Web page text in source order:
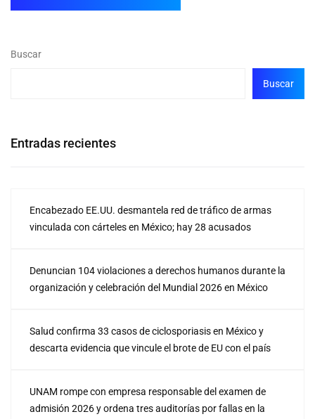
Buscar
Buscar
Entradas recientes
Encabezado EE.UU. desmantela red de tráfico de armas
vinculada con cárteles en México; hay 28 acusados
Denuncian 104 violaciones a derechos humanos durante la
organización y celebración del Mundial 2026 en México
Salud confirma 33 casos de ciclosporiasis en México y
descarta evidencia que vincule el brote de EU con el país
UNAM rompe con empresa responsable del examen de
admisión 2026 y ordena tres auditorías por fallas en la